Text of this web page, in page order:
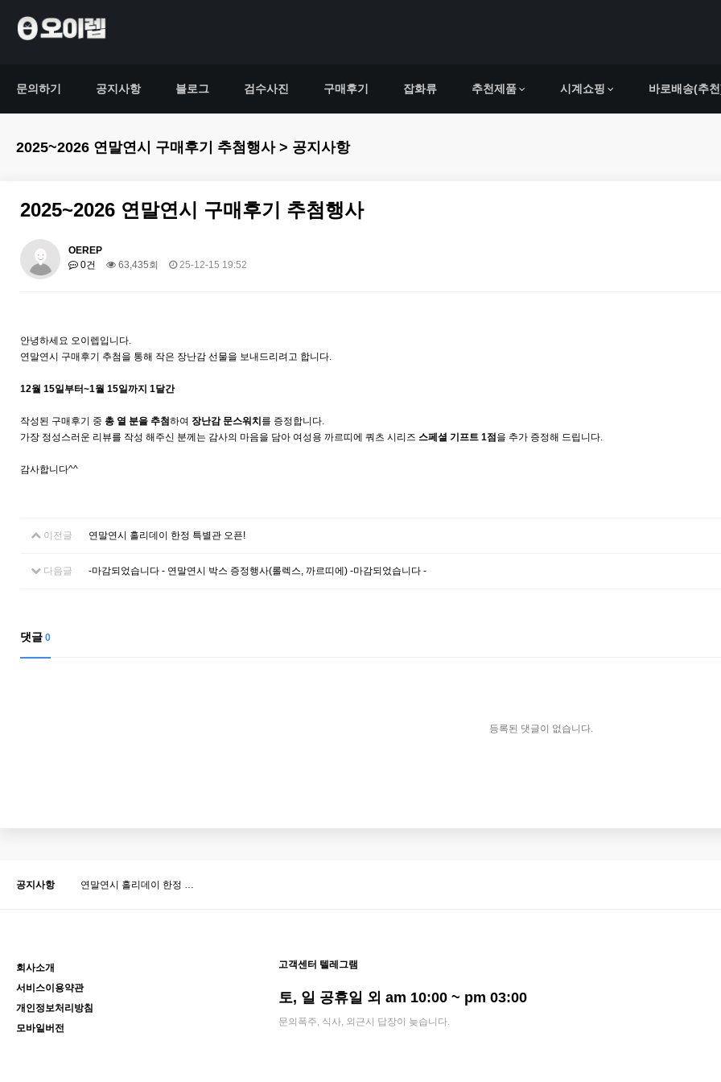
문의하기 공지사항 블로그 검수사진 구매후기 잡화류 추천제품 시계쇼핑 바로배송(추
2025~2026 연말연시 구매후기 추첨행사 > 공지사항
2025~2026 연말연시 구매후기 추첨행사
OEREP
0건
63,435회 25-12-15 19:52
안녕하세요 오이렙입니다.
연말연시 구매후기 추첨을 통해 작은 장난감 선물을 보내드리려고 합니다.
12월 15일부터~1월 15일까지 1달간
작성된 구매후기 중 총 열 분을 추첨하여 장난감 문스워치 를 증정합니다.
가장 정성스러운 리뷰를 작성 해주신 분께는 감사의 마음을 담아 여성용 까르띠에 쿼츠 시리즈 스페셜 기프트 1점 을 추가 증정해 드립니다.
감사합니다^^
이전글 연말연시 홀리데이 한정 특별관 오픈!
다음글 -마감되었습니다 - 연말연시 박스 증정행사(롤렉스, 까르띠에) -마감되었습니다 -
댓글 0
등록된 댓글이 없습니다.
공지사항 연말연시 홀리데이 한정 …
회사소개
서비스이용약관
개인정보처리방침
모바일버전
고객센터 텔레그램
토, 일 공휴일 외 am 10:00 ~ pm 03:00
문의폭주, 식사, 외근시 답장이 늦습니다.